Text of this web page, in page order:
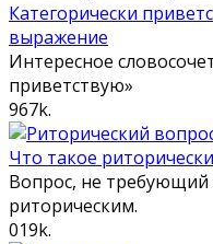
Категорически
выражение
Интересное
приветствую»
967k.
Что такое
Вопрос, не
риторическим.
019k.